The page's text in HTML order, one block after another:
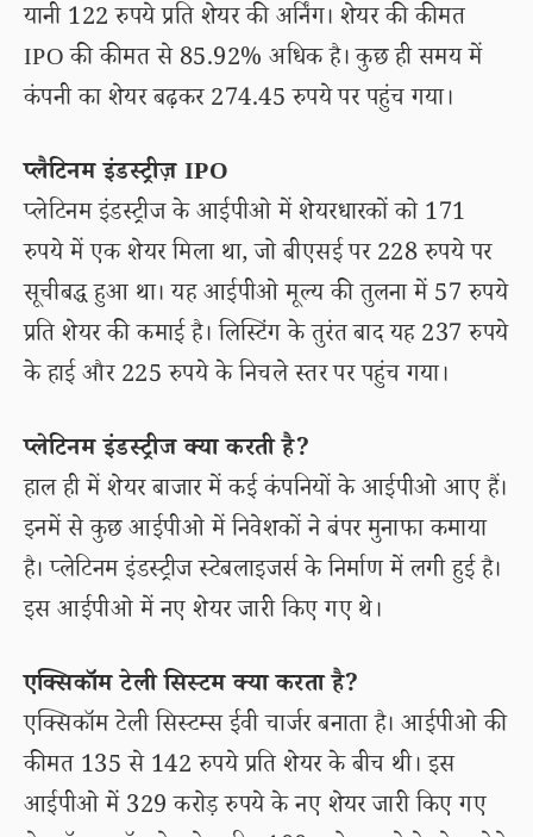
यानी 122 रुपये प्रति शेयर की अर्निंग। शेयर की कीमत
IPO की कीमत से 85.92% अधिक है। कुछ ही समय में
कंपनी का शेयर बढ़कर 274.45 रुपये पर पहुंच गया।
प्लैटिनम इंडस्ट्रीज़ IPO
प्लेटिनम इंडस्ट्रीज के आईपीओ में शेयरधारकों को 171
रुपये में एक शेयर मिला था, जो बीएसई पर 228 रुपये पर
सूचीबद्ध हुआ था। यह आईपीओ मूल्य की तुलना में 57 रुपये
प्रति शेयर की कमाई है। लिस्टिंग के तुरंत बाद यह 237 रुपये
के हाई और 225 रुपये के निचले स्तर पर पहुंच गया।
प्लेटिनम इंडस्ट्रीज क्या करती है?
हाल ही में शेयर बाजार में कई कंपनियों के आईपीओ आए हैं।
इनमें से कुछ आईपीओ में निवेशकों ने बंपर मुनाफा कमाया
है। प्लेटिनम इंडस्ट्रीज स्टेबलाइजर्स के निर्माण में लगी हुई है।
इस आईपीओ में नए शेयर जारी किए गए थे।
एक्सिकॉम टेली सिस्टम क्या करता है?
एक्सिकॉम टेली सिस्टम्स ईवी चार्जर बनाता है। आईपीओ की
कीमत 135 से 142 रुपये प्रति शेयर के बीच थी। इस
आईपीओ में 329 करोड़ रुपये के नए शेयर जारी किए गए